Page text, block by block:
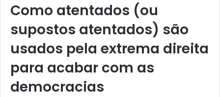
Como atentados (ou
supostos atentados) são
usados pela extrema direita
para acabar com as
democracias